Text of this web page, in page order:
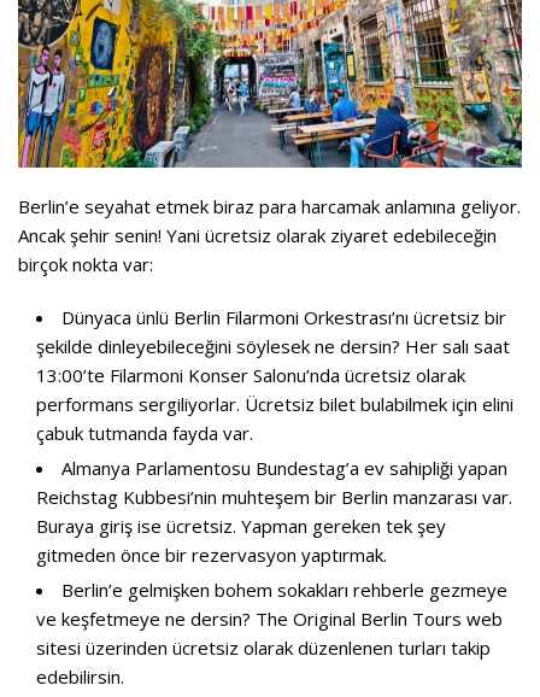
Berlin’e seyahat etmek biraz para harcamak anlamına geliyor.
Ancak şehir senin! Yani ücretsiz olarak ziyaret edebileceğin
birçok nokta var:
Dünyaca ünlü Berlin Filarmoni Orkestrası’nı ücretsiz bir
şekilde dinleyebileceğini söylesek ne dersin? Her salı saat
13:00’te Filarmoni Konser Salonu’nda ücretsiz olarak
performans sergiliyorlar. Ücretsiz bilet bulabilmek için elini
çabuk tutmanda fayda var.
Almanya Parlamentosu Bundestag’a ev sahipliği yapan
Reichstag Kubbesi’nin muhteşem bir Berlin manzarası var.
Buraya giriş ise ücretsiz. Yapman gereken tek şey
gitmeden önce bir rezervasyon yaptırmak.
Berlin’e gelmişken bohem sokakları rehberle gezmeye
ve keşfetmeye ne dersin? The Original Berlin Tours web
sitesi üzerinden ücretsiz olarak düzenlenen turları takip
edebilirsin.